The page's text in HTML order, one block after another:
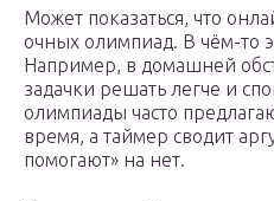
Может показаться, что
очных олимпиад. В чём-то
Например, в домашней
задачки решать легче и
олимпиады часто
время, а таймер сводит
помогают» на нет.